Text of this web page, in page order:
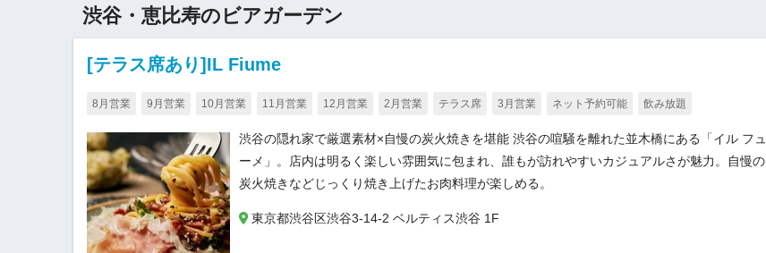
渋谷・恵比寿のビアガーデン
[テラス席あり]IL Fiume
8月営業 9月営業 10月営業 11月営業 12月営業 2月営業 テラス席 3月営業 ネット予約可能 飲み放題
渋谷の隠れ家で厳選素材×自慢の炭火焼きを堪能 渋谷の喧騒を離れた並木橋にある「イル フュ
ーメ」。店内は明るく楽しい雰囲気に包まれ、誰もが訪れやすいカジュアルさが魅力。自慢の
炭火焼きなどじっくり焼き上げたお肉料理が楽しめる。
東京都渋谷区渋谷3-14-2 ベルティス渋谷 1F